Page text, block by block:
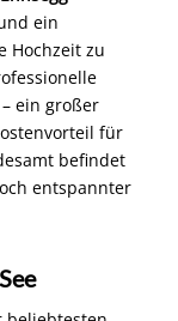
–
Location
ein
Hochzeit zu
ein großer
für
entspannter